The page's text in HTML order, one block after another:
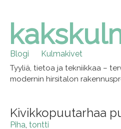
Skip
content
Blogi Kulmakivet
Tyyliä, tietoa ja tekniikkaa –
modernin hirsitalon
Kivikkopuutarhaa
Piha tontti